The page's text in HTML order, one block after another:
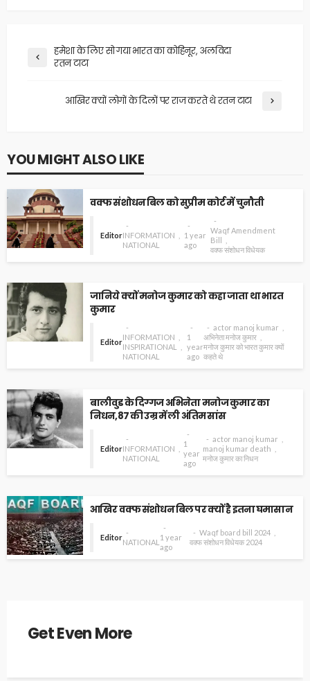
हमेशा के लिए सो गया भारत का कोहिनूर, अलविदा
रतन टाटा
आखिर क्यों लोगों के दिलों पर राज करते थे रतन टाटा
YOU MIGHT ALSO LIKE
वक्फ संशोधन बिल को सुप्रीम कोर्ट में चुनौती
EditorINFORMATION
NATIONAL
1 year
ago
Waqf Amendment
Bill
वक्फ संशोधन विधेयक
जानिये क्यों मनोज कुमार को कहा जाता था भारत
कुमार
Editor
INFORMATION
INSPIRATIONAL
NATIONAL
1
year
ago
actor manoj kumar
अभिनेता मनोज कुमार
मनोज कुमार को भारत कुमार क्यों
कहते थे
बालीवुड के दिग्गज अभिनेता मनोज कुमार का
निधन,87 की उम्र में ली अंतिम सांस
EditorINFORMATION
NATIONAL
1
year
ago
actor manoj kumar
manoj kumar death
मनोज कुमार का निधन
आखिर वक्फ संशोधन बिल पर क्यों है इतना घमासान
Editor
NATIONAL
1 year
ago
Waqf board bill 2024
वक्फ संशोधन विधेयक 2024
Get Even More